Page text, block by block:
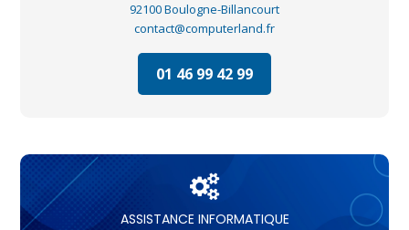
92100 Boulogne-Billancourt
contact@computerland.fr
01 46 99 42 99
ASSISTANCE INFORMATIQUE